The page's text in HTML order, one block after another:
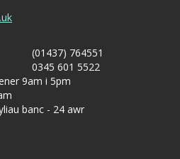
(01437) 764551
0345 601 5522
9am i 5pm
banc - 24 awr